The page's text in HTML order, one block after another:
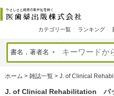
カテゴリ一覧 ランキング
ホーム > 雑誌一覧 > J. of Clinical
J. of Clinical Rehabilitation バ